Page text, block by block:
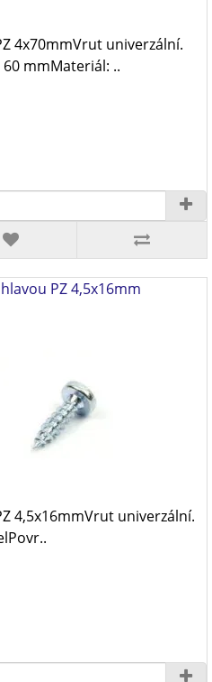
4x70mmVrut univerzální.
mmMateriál: ..
PZ 4,5x16mm
4,5x16mmVrut univerzální.